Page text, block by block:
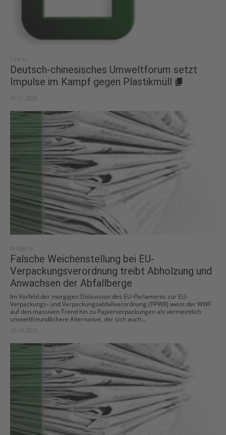
Link to
Deutsch-chinesisches Umweltforum setzt
Impulse im Kampf gegen Plastikmüll
01.11.2023
Bridge III
Falsche Weichenstellung bei EU-
Verpackungsverordnung treibt Abholzung und
Anwachsen der Abfallberge
Im Vorfeld der morgigen Diskussion des EU-Parlaments zur EU-
Verpackungs- und Verpackungsabfallverordnung (PPWR) weist der WWF
auf den massiven Trend hin zu Papierverpackungen als vermeintlich
umweltfreundlichere Alternative, der sich auch...
20.10.2023